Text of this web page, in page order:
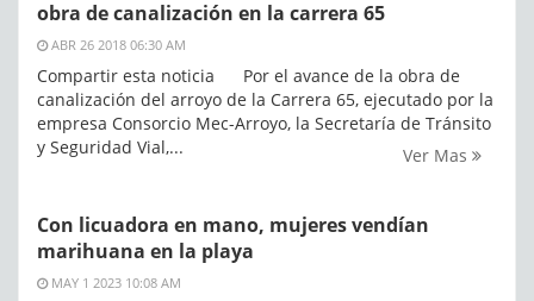
obra de canalización en la carrera 65
ABR 26 2018 06:30 AM
Compartir esta noticia Por el avance de la obra de
canalización del arroyo de la Carrera 65, ejecutado por la
empresa Consorcio Mec-Arroyo, la Secretaría de Tránsito
y Seguridad Vial,...
Ver Mas
Con licuadora en mano, mujeres vendían
marihuana en la playa
MAY 1 2023 10:08 AM